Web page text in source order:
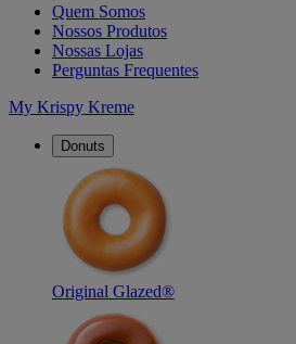
Quem Somos
Nossos Produtos
Nossas Lojas
Perguntas Frequentes
My Krispy Kreme
Donuts
Original Glazed®